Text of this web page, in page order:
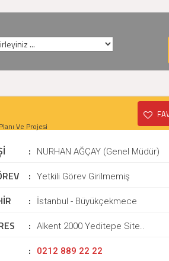
Ve Projesi
: NURHAN AĞÇAY (Genel Müdür)
: Yetkili Görev Girilmemiş
: İstanbul - Büyükçekmece
: Alkent 2000 Yeditepe Site..
: 0212 889 22 22